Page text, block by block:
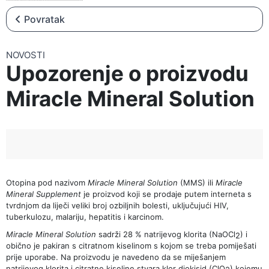
NOVOSTI
NATJEČAJI
Povratak
NOVOSTI
Upozorenje o proizvodu
Miracle Mineral Solution
Otopina pod nazivom Miracle Mineral Solution (MMS) ili Miracle
Mineral Supplement je proizvod koji se prodaje putem interneta s
tvrdnjom da liječi veliki broj ozbiljnih bolesti, uključujući HIV,
tuberkulozu, malariju, hepatitis i karcinom.
Miracle Mineral Solution sadrži 28 % natrijevog klorita (NaOCl2) i
obično je pakiran s citratnom kiselinom s kojom se treba pomiješati
prije uporabe. Na proizvodu je navedeno da se miješanjem